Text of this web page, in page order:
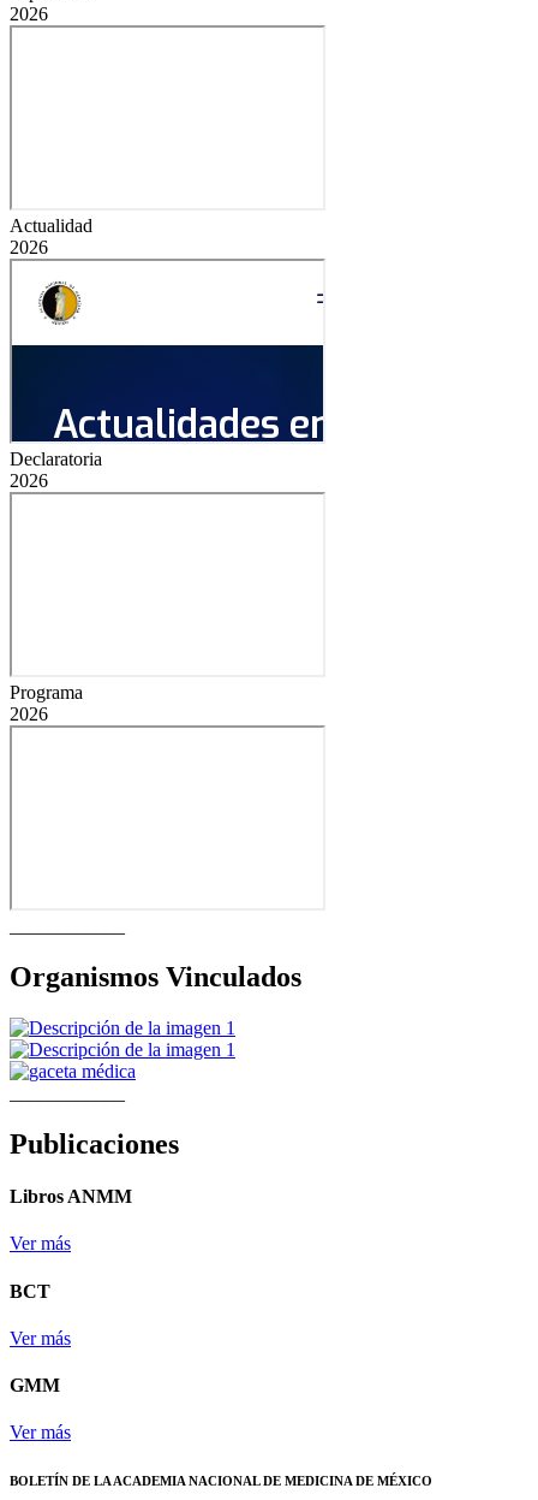
2026
Actualidad
2026
Declaratoria
2026
Programa
2026
Organismos Vinculados
Publicaciones
Libros ANMM
Ver más
BCT
Ver más
GMM
Ver más
BOLETÍN DE LA ACADEMIA NACIONAL DE MEDICINA DE MÉXICO